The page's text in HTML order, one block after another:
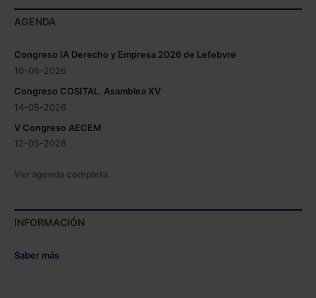
AGENDA
Congreso IA Derecho y Empresa 2026 de Lefebvre
10-06-2026
Congreso COSITAL. Asamblea XV
14-05-2026
V Congreso AECEM
12-05-2026
Ver agenda completa
INFORMACIÓN
Saber más